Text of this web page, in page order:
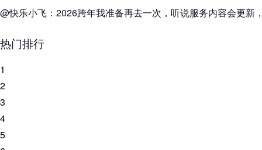
@快乐小飞：2026跨年我准备再去一次，听说服务内容会更新
热门排行
1
2
3
4
5